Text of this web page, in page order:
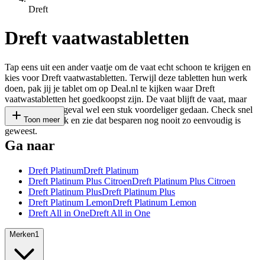
Dreft
Dreft vaatwastabletten
Tap eens uit een ander vaatje om de vaat echt schoon te krijgen en
kies voor Dreft vaatwastabletten. Terwijl deze tabletten hun werk
doen, pak jij je tablet om op Deal.nl te kijken waar Dreft
vaatwastabletten het goedkoopst zijn. De vaat blijft de vaat, maar
wordt zo in elk geval wel een stuk voordeliger gedaan. Check snel
ons prijsvergelijk en zie dat besparen nog nooit zo eenvoudig is
geweest.
Toon meer
Ga naar
Dreft PlatinumDreft Platinum
Dreft Platinum Plus CitroenDreft Platinum Plus Citroen
Dreft Platinum PlusDreft Platinum Plus
Dreft Platinum LemonDreft Platinum Lemon
Dreft All in OneDreft All in One
Merken1